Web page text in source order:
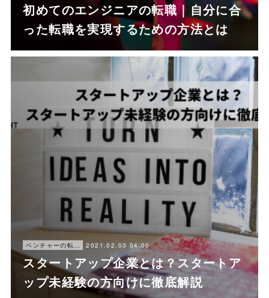
初めてのエンジニアの転職｜自分に合
った転職を実現するための方法とは
ベンチャーの転職ノウハウ 2021.02.03 04:00
スタートアップ企業とは？スタートア
ップ未経験の方向けに徹底解説